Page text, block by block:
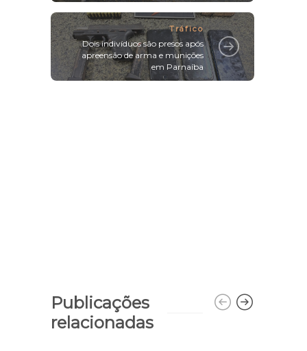
Tráfico
Dois indivíduos são presos após
apreensão de arma e munições
em Parnaíba
Publicações
relacionadas